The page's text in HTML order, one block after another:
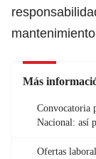
Más
Convocatoria
Nacional: así
Ofertas